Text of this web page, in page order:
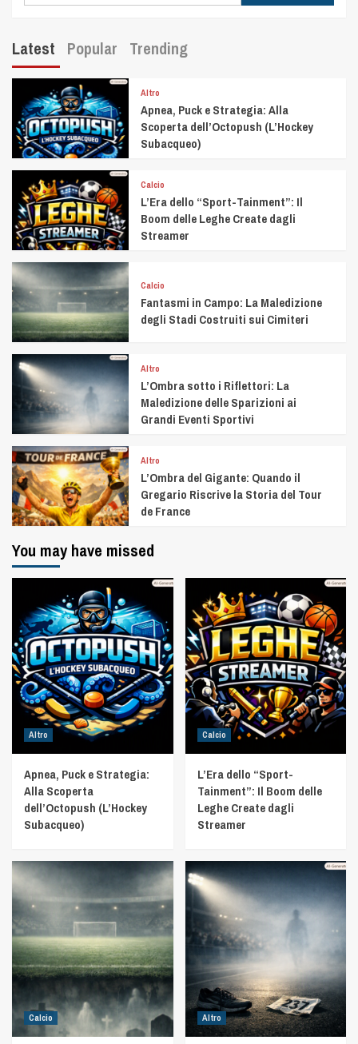
Latest Popular Trending
Altro
Apnea, Puck e Strategia: Alla
Scoperta dell’Octopush (L’Hockey
Subacqueo)
Calcio
L’Era dello “Sport-Tainment”: Il
Boom delle Leghe Create dagli
Streamer
Calcio
Fantasmi in Campo: La Maledizione
degli Stadi Costruiti sui Cimiteri
Altro
L’Ombra sotto i Riflettori: La
Maledizione delle Sparizioni ai
Grandi Eventi Sportivi
Altro
L’Ombra del Gigante: Quando il
Gregario Riscrive la Storia del Tour
de France
You may have missed
Altro
Apnea, Puck e Strategia:
Alla Scoperta
dell’Octopush (L’Hockey
Subacqueo)
Calcio
L’Era dello “Sport-
Tainment”: Il Boom delle
Leghe Create dagli
Streamer
Calcio Altro